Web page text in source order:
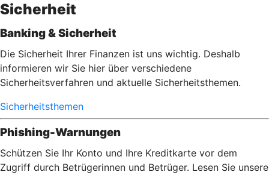
Sicherheit
Banking & Sicherheit
Die Sicherheit Ihrer Finanzen ist uns wichtig. Deshalb
informieren wir Sie hier über verschiedene
Sicherheitsverfahren und aktuelle Sicherheitsthemen.
Sicherheitsthemen
Phishing-Warnungen
Schützen Sie Ihr Konto und Ihre Kreditkarte vor dem
Zugriff durch Betrügerinnen und Betrüger. Lesen Sie unsere